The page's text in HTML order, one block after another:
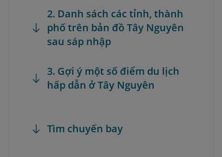
2. Danh sách các tỉnh, thành
phố trên bản đồ Tây Nguyên
sau sáp nhập
3. Gợi ý một số điểm du lịch
hấp dẫn ở Tây Nguyên
Tìm chuyến bay